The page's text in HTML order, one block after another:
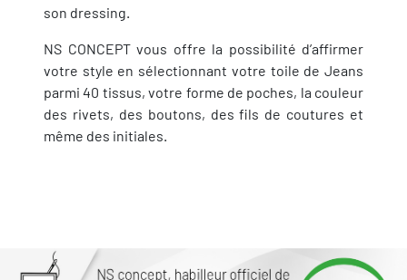
son dressing.
NS CONCEPT vous offre la possibilité d’affirmer
votre style en sélectionnant votre toile de Jeans
parmi 40 tissus, votre forme de poches, la couleur
des rivets, des boutons, des fils de coutures et
même des initiales.